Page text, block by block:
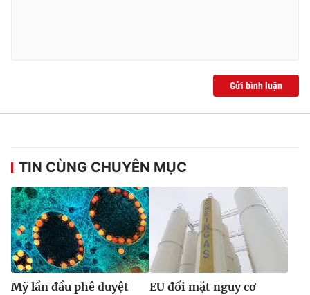
Gửi bình luận
TIN CÙNG CHUYÊN MỤC
Mỹ lần đầu phê duyệt
EU đối mặt nguy cơ